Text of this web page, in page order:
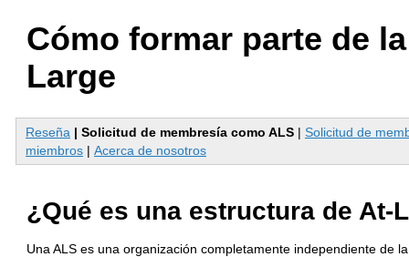
Cómo formar parte de
Large
Reseña | Solicitud de membresía como ALS | Solicitud de
miembros | Acerca de nosotros
¿Qué es una estructura de At-
Una ALS es una organización completamente independiente de